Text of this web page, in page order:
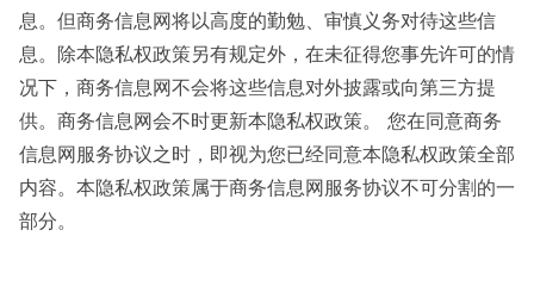
息。但商务信息网将以高度的勤勉、审慎义务对待这些信
息。除本隐私权政策另有规定外，在未征得您事先许可的情
况下，商务信息网不会将这些信息对外披露或向第三方提
供。商务信息网会不时更新本隐私权政策。 您在同意商务
信息网服务协议之时，即视为您已经同意本隐私权政策全部
内容。本隐私权政策属于商务信息网服务协议不可分割的一
部分。